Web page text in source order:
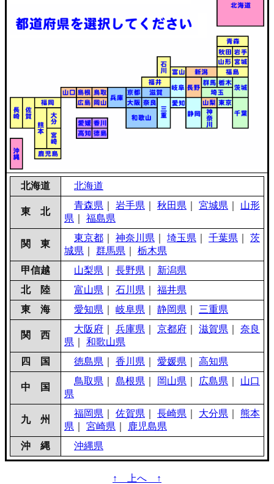
北海道 北海道
東 北
青森県 岩手県 秋田県 宮城県
山形
県
福島県
関 東
東京都 神奈川県 埼玉県 千葉県
茨
城県
群馬県
栃木県
甲信越
山梨県 長野県
新潟県
北 陸
富山県 石川県
福井県
東 海
愛知県 岐阜県 静岡県 三重県
関 西
大阪府 兵庫県 京都府 滋賀県
奈良
県
和歌山県
四 国
徳島県 香川県 愛媛県 高知県
中 国
鳥取県 島根県 岡山県 広島県
山口
県
九 州
福岡県 佐賀県 長崎県 大分県
熊本
県
宮崎県
鹿児島県
沖 縄
沖縄県
↑ 上へ ↑